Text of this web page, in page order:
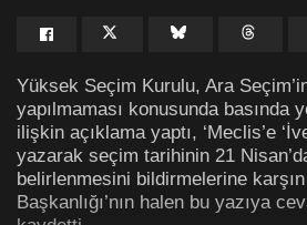
Yüksek Seçim Kurulu, Ara
yapılmaması konusunda basında
ilişkin açıklama yaptı, ‘Meclis’e
yazarak seçim tarihinin 21
belirlenmesini bildirmelerine
Başkanlığı’nın halen bu yazıya